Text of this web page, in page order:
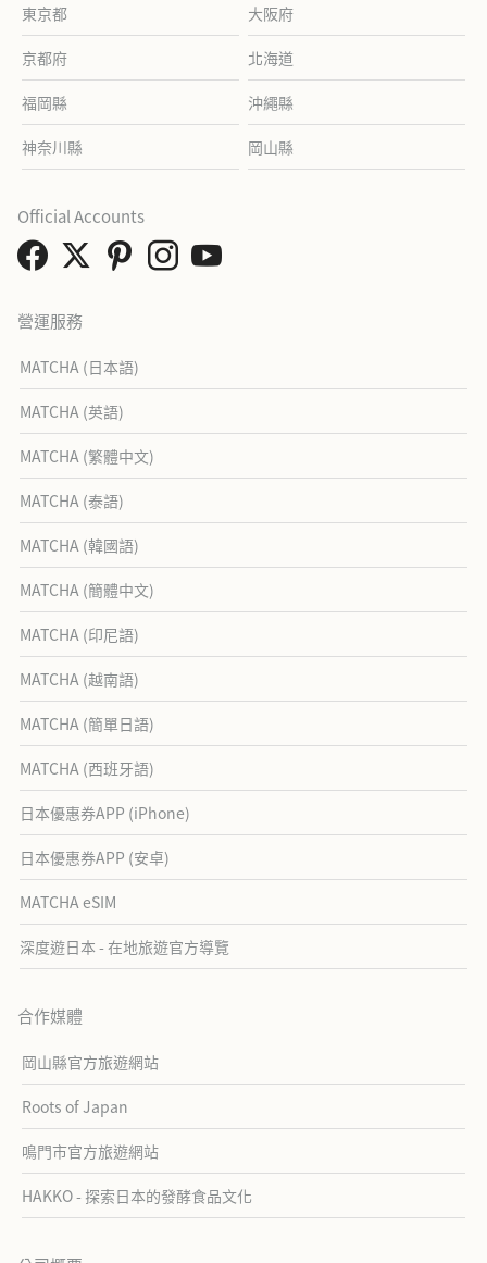
東京都 大阪府
京都府 北海道
福岡縣 沖繩縣
神奈川縣 岡山縣
營運服務
MATCHA (日本語)
MATCHA (英語)
MATCHA (繁體中文)
MATCHA (泰語)
MATCHA (韓國語)
MATCHA (簡體中文)
MATCHA (印尼語)
MATCHA (越南語)
MATCHA (簡單日語)
MATCHA (西班牙語)
日本優惠券APP (iPhone)
日本優惠券APP (安卓)
MATCHA eSIM
深度遊日本 - 在地旅遊官方導覽
合作媒體
岡山縣官方旅遊網站
Roots of Japan
鳴門市官方旅遊網站
HAKKO - 探索日本的發酵食品文化
Official Accounts